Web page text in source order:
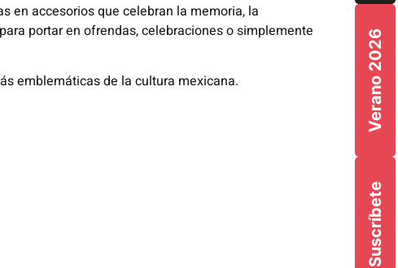
Suscríbete
Verano 2026
en accesorios que celebran la memoria, la
portar en ofrendas, celebraciones o simplemente
emblemáticas de la cultura mexicana.